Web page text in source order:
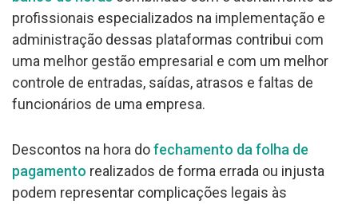
profissionais especializados na implementação e
administração dessas plataformas contribui com
uma melhor gestão empresarial e com um melhor
controle de entradas, saídas, atrasos e faltas de
funcionários de uma empresa.
Descontos na hora dofechamento da folha de
pagamento realizados de forma errada ou injusta
podem representar complicações legais às